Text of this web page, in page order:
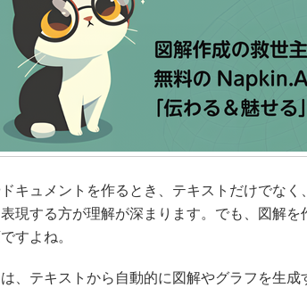
キュメントを作るとき、テキストだけでなく
現する方が理解が深まります。でも、図解を
すよね。
、テキストから自動的に図解やグラフを生成